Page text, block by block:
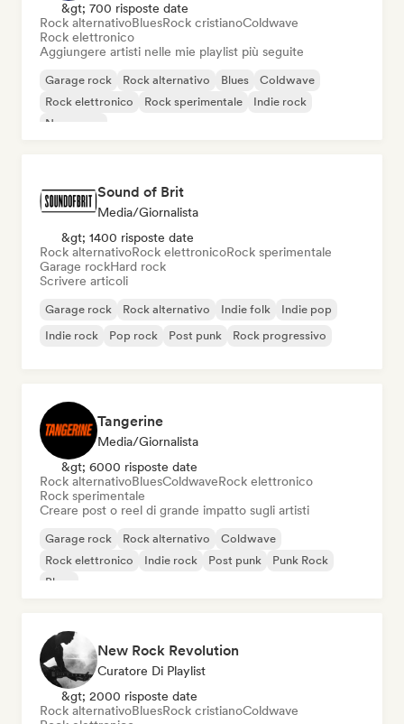
&gt; 700 risposte date
Rock alternativoBluesRock cristianoColdwave
Rock elettronico
Aggiungere artisti nelle mie playlist più seguite
Garage rock Rock alternativo Blues
Coldwave
Rock elettronico
Rock sperimentale
Indie rock
New wave
Sound of Brit
Media/Giornalista
&gt; 1400 risposte date
Rock alternativoRock elettronicoRock sperimentale
Garage rockHard rock
Scrivere articoli
Garage rock Rock alternativo Indie folk
Indie pop
Indie rock
Pop rock Post punk Rock progressivo
Tangerine
Media/Giornalista
&gt; 6000 risposte date
Rock alternativoBluesColdwaveRock elettronico
Rock sperimentale
Creare post o reel di grande impatto sugli artisti
Garage rock Rock alternativo
Coldwave
Rock elettronico
Indie rock Post punk
Punk Rock
Blues
New Rock Revolution
Curatore Di Playlist
&gt; 2000 risposte date
Rock alternativoBluesRock cristianoColdwave